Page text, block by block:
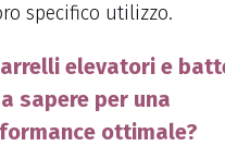
specifico utilizzo.
elevatori e
sapere per una
ottimale?